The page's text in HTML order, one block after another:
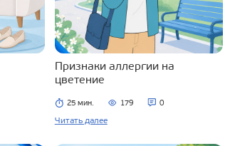
Признаки аллергии на
цветение
25 мин. 179 0
Читать далее